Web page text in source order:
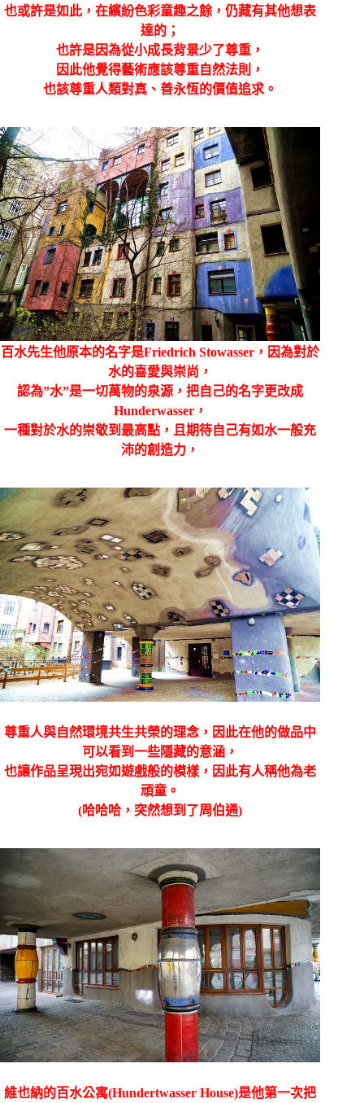
也或許是如此，在繽紛色彩童趣之餘，仍藏有其他想表
達的；
也許是因為從小成長背景少了尊重，
因此他覺得藝術應該尊重自然法則，
也該尊重人類對真、善永恆的價值追求。
百水先生他原本的名字是Friedrich Stowasser，因為對於
水的喜愛與崇尚，
認為”水”是一切萬物的泉源，把自己的名字更改成
Hunderwasser，
一種對於水的崇敬到最高點，且期待自己有如水一般充
沛的創造力，
尊重人與自然環境共生共榮的理念，因此在他的做品中
可以看到一些隱藏的意涵，
也讓作品呈現出宛如遊戲般的模樣，因此有人稱他為老
頑童。
(哈哈哈，突然想到了周伯通)
維也納的百水公寓(Hundertwasser House)是他第一次把